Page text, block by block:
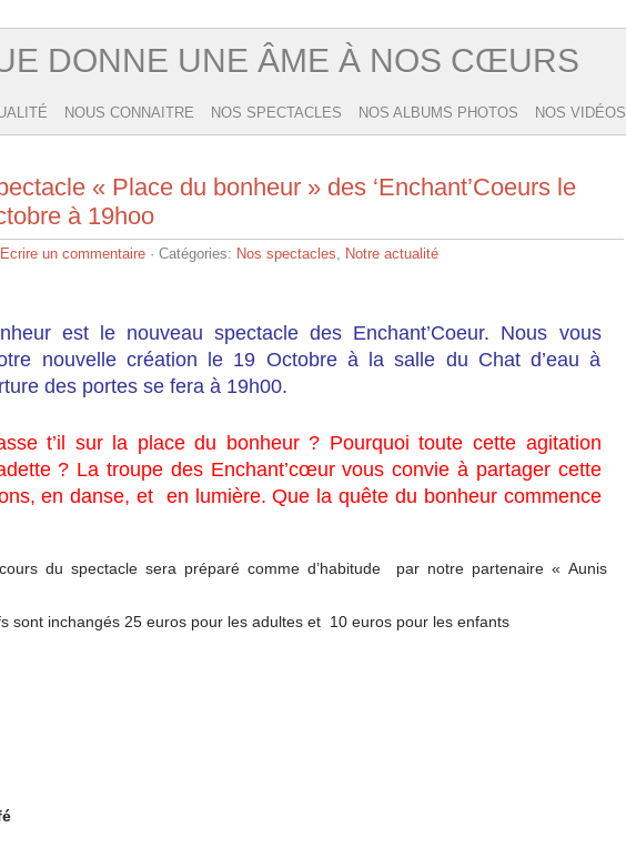
DONNE UNE ÂME À NOS CŒURS
NOUS CONNAITRE NOS SPECTACLES NOS ALBUMS PHOTOS NOS VIDÉOS
« Place du bonheur » des ‘Enchant’Coeurs le
à 19hoo
Ecrire un commentaire · Catégories: Nos spectacles, Notre actualité
est le nouveau spectacle des Enchant’Coeur. Nous vous
nouvelle création le 19 Octobre à la salle du Chat d’eau à
des portes se fera à 19h00.
t’il sur la place du bonheur ? Pourquoi toute cette agitation
? La troupe des Enchant’cœur vous convie à partager cette
en danse, et en lumière. Que la quête du bonheur commence
du spectacle sera préparé comme d’habitude par notre partenaire « Aunis
sont inchangés 25 euros pour les adultes et 10 euros pour les enfants